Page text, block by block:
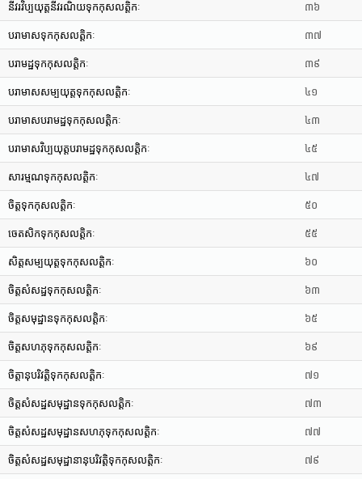
នីវរវិប្បយុត្តនីវរណិយទុកកុសលត្តិកៈ ៣៦
បរាមាសទុកកុសលត្តិកៈ ៣៧
បរាមដ្ឋទុកកុសលត្តិកៈ ៣៩
បរាមាសសម្បយុត្តទុកកុសលត្តិកៈ ៤១
បរាមាសបរាមដ្ឋទុកកុសលត្តិកៈ ៤៣
បរាមាសវិប្បយុត្តបរាមដ្ឋទុកកុសលត្តិកៈ ៤៥
សារម្មណទុកកុសលត្តិកៈ ៤៧
ចិត្តទុកកុសលត្តិកៈ ៥០
ចេតសិកទុកកុសលត្តិកៈ ៥៥
សិត្តសម្បយុត្តទុកកុសលត្តិកៈ ៦០
ចិត្តសំសដ្ឋទុកកុសលត្តិកៈ ៦៣
ចិត្តសមុដ្ឋានទុកកុសលត្តិកៈ ៦៥
ចិត្តសហភុទុកកុសលត្តិកៈ ៦៩
ចិត្តានុបរិវត្តិទុកកុសលត្តិកៈ ៧១
ចិត្តសំសដ្ឋសមុដ្ឋានទុកកុសលត្តិកៈ ៧៣
ចិត្តសំសដ្ឋសមុដ្ឋានសហភុទុកកុសលត្តិកៈ ៧៧
ចិត្តសំសដ្ឋសមុដ្ឋានានុបរិវត្តិទុកកុសលត្តិកៈ ៧៩